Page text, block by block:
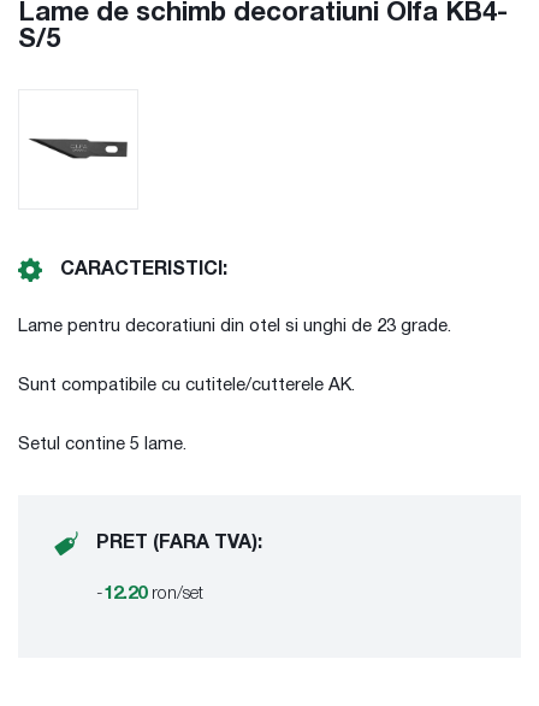
Lame de schimb decoratiuni Olfa KB4-
S/5
CARACTERISTICI:
Lame pentru decoratiuni din otel si unghi de 23 grade.
Sunt compatibile cu cutitele/cutterele AK.
Setul contine 5 lame.
PRET (FARA TVA):
-12.20ron/set